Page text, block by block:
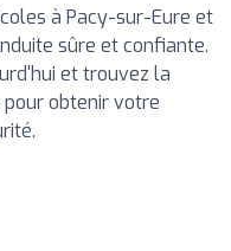
à Pacy-sur-Eure et
sûre et confiante.
et trouvez la
obtenir votre